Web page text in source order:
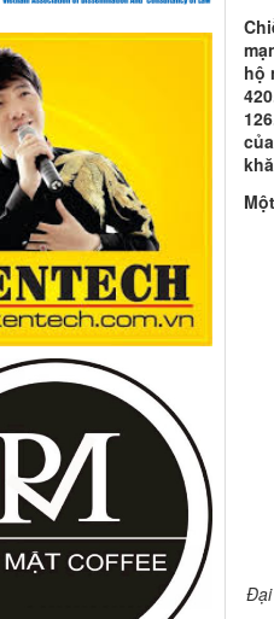
hộ
Đại